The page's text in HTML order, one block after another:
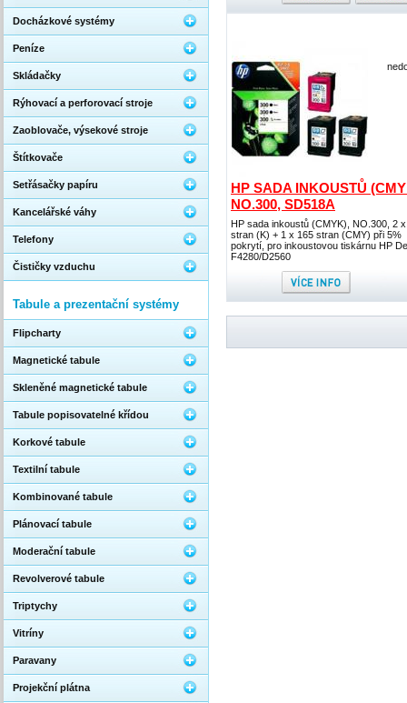
HP SADA INKOUSTŮ
NO.300, SD518A
HP sada inkoustů (CMYK), NO.300, 2
stran (K) + 1 x 165 stran (CMY) při 5%
pokrytí, pro inkoustovou tiskárnu HP
F4280/D2560
Docházkové systémy
Peníze
Skládačky
Rýhovací a perforovací stroje
Zaoblovače, výsekové stroje
Štítkovače
Setřásačky papíru
Kancelářské váhy
Telefony
Čističky vzduchu
Tabule a prezentační systémy
Flipcharty
Magnetické tabule
Skleněné magnetické tabule
Tabule popisovatelné křídou
Korkové tabule
Textilní tabule
Kombinované tabule
Plánovací tabule
Moderační tabule
Revolverové tabule
Triptychy
Vitríny
Paravany
Projekční plátna